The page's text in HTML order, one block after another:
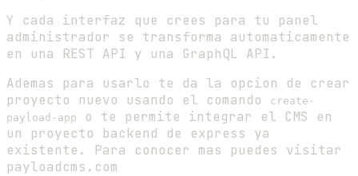
Y cada interfaz que crees para tu panel
administrador se transforma automaticamente
en una REST API y una GraphQL API.
Ademas para usarlo te da la opcion de crear
proyecto nuevo usando el comando
create-
payload-app
o te permite integrar el CMS en
un proyecto backend de express ya
existente. Para conocer mas puedes visitar
payloadcms.com